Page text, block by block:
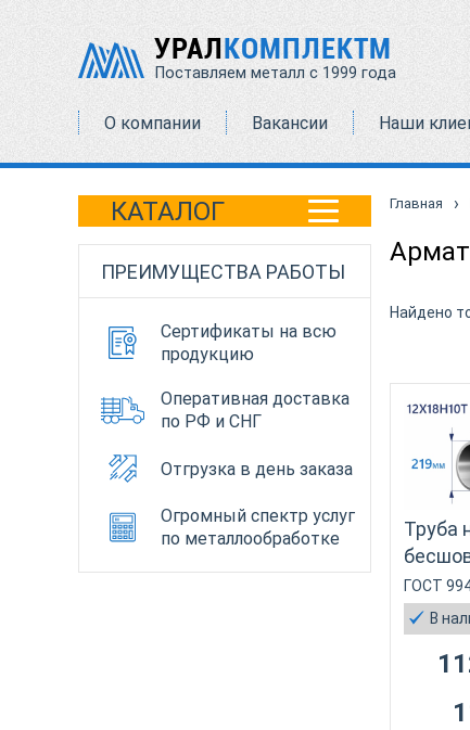
УРАЛКОМПЛЕКТМ
Поставляем металл с 1999 года
О компании Вакансии Наши
КАТАЛОГ
ПРЕИМУЩЕСТВА РАБОТЫ
Сертификаты на всю
продукцию
Оперативная доставка
по РФ и СНГ
Отгрузка в день заказа
Огромный спектр услуг
по металлообработке
Главная ›
Найдено
Труба
ГОСТ
В